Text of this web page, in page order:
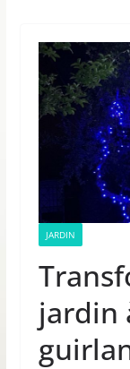
JARDIN
jardin